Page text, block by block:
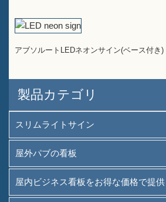
アブソルートLEDネオンサイン(ベース付き)
製品カテゴリ
スリムライトサイン
屋外パブの看板
屋内ビジネス看板をお得な価格で提供